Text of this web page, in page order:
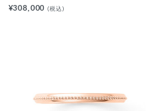
¥308,000(税込)